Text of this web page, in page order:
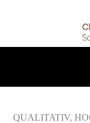
QUALITATIV,